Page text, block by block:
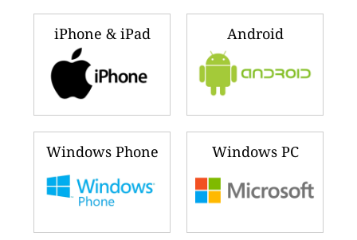
iPhone & iPad Android
Windows Phone Windows PC